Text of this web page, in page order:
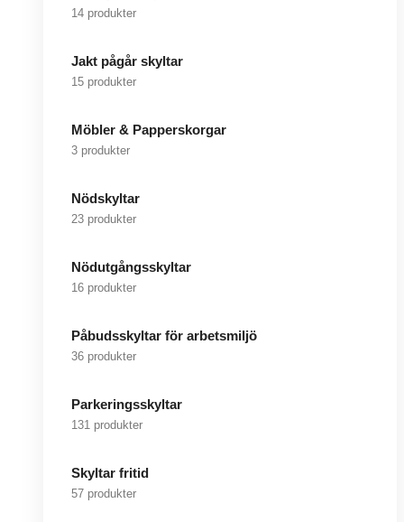
14 produkter
Jakt pågår skyltar
15 produkter
Möbler & Papperskorgar
3 produkter
Nödskyltar
23 produkter
Nödutgångsskyltar
16 produkter
Påbudsskyltar för arbetsmiljö
36 produkter
Parkeringsskyltar
131 produkter
Skyltar fritid
57 produkter